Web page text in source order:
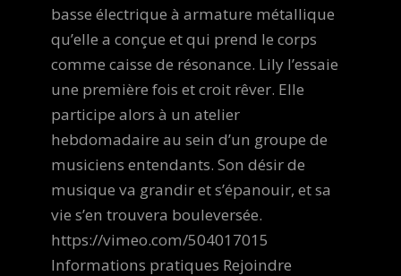
basse électrique à armature métallique
qu’elle a conçue et qui prend le corps
comme caisse de résonance. Lily l’essaie
une première fois et croit rêver. Elle
participe alors à un atelier
hebdomadaire au sein d’un groupe de
musiciens entendants. Son désir de
musique va grandir et s’épanouir, et sa
vie s’en trouvera bouleversée.
https://vimeo.com/504017015
Informations pratiques Rejoindre